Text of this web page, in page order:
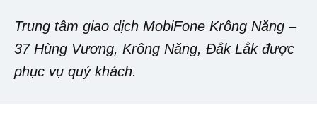
Trung tâm giao dịch MobiFone Krông Năng –
37 Hùng Vương, Krông Năng, Đắk Lắk được
phục vụ quý khách.